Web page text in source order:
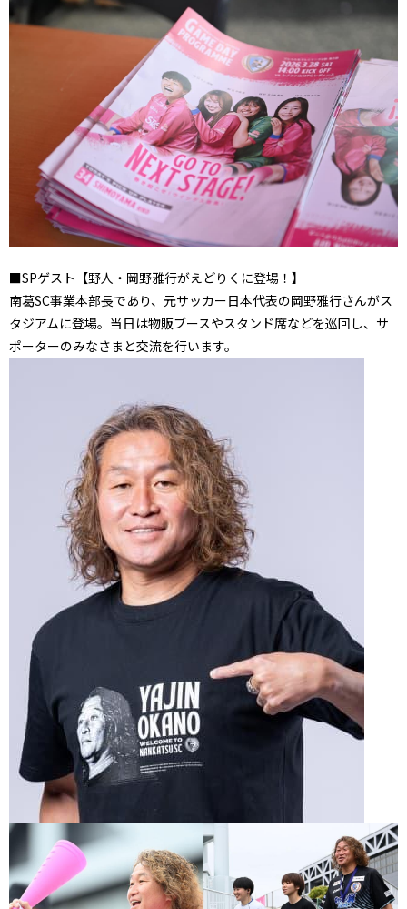
■SPゲスト【野人・岡野雅行がえどりくに登場！】
南葛SC事業本部長であり、元サッカー日本代表の岡野雅行さんがス
タジアムに登場。当日は物販ブースやスタンド席などを巡回し、サ
ポーターのみなさまと交流を行います。